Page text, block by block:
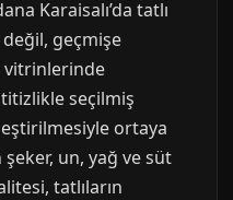
Karaisalı’da tatlı
geçmişe
vitrinlerinde
seçilmiş
ortaya
şeker, un, yağ ve süt
tatlıların